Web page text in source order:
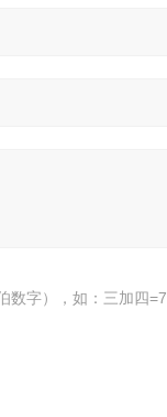
数字），如：三加四=7